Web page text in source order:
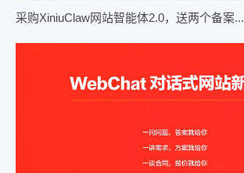
采购XiniuClaw网站智能体2.0，送两个备案...